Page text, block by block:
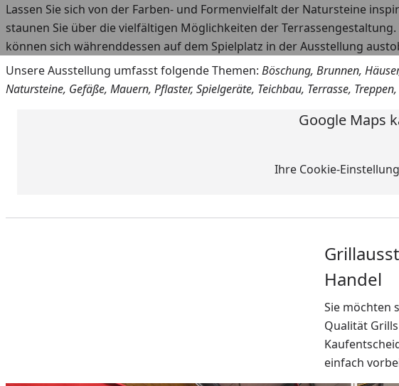
Lassen Sie sich von der Farben- und Formenvielfalt der Natursteine
staunen Sie über die vielfältigen Möglichkeiten der
können sich währenddessen auf dem Spielplatz in der Ausstellung
Unsere Ausstellung umfasst folgende Themen: Böschung, Brunnen,
Natursteine, Gefäße, Mauern, Pflaster, Spielgeräte, Teichbau, Terrasse,
Google Maps
Ihre Cookie-
Handel
Sie möchten
Qualität
einfach